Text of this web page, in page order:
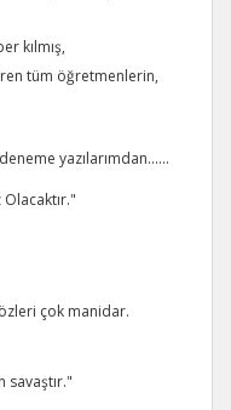
kılmış,
tüm öğretmenlerin,
yazılarımdan......
çok manidar.
savaştır."